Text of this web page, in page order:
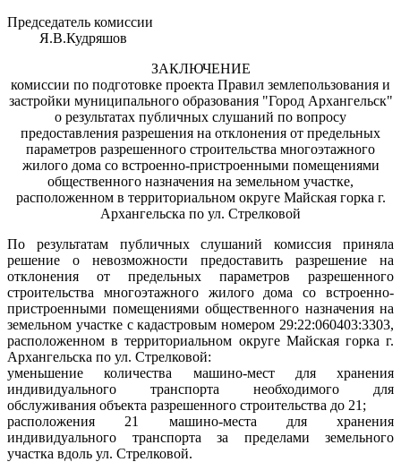
Председатель комиссии
Я.В.Кудряшов
ЗАКЛЮЧЕНИЕ
комиссии по подготовке проекта Правил землепользования и
застройки муниципального образования "Город Архангельск"
о результатах публичных слушаний по вопросу
предоставления разрешения на отклонения от предельных
параметров разрешенного строительства многоэтажного
жилого дома со встроенно-пристроенными помещениями
общественного назначения на земельном участке,
расположенном в территориальном округе Майская горка г.
Архангельска по ул. Стрелковой
По результатам публичных слушаний комиссия приняла
решение о невозможности предоставить разрешение на
отклонения от предельных параметров разрешенного
строительства многоэтажного жилого дома со встроенно-
пристроенными помещениями общественного назначения на
земельном участке с кадастровым номером 29:22:060403:3303,
расположенном в территориальном округе Майская горка г.
Архангельска по ул. Стрелковой:
уменьшение количества машино-мест для хранения
индивидуального транспорта необходимого для
обслуживания объекта разрешенного строительства до 21;
расположения 21 машино-места для хранения
индивидуального транспорта за пределами земельного
участка вдоль ул. Стрелковой.